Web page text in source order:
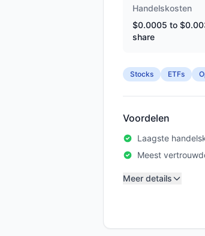
Handelskosten
$0.0005 to
share
Stocks ETFs
Voordelen
Laagste
Meest
Meer details